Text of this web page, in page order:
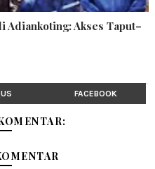
Adiankoting: Akses Taput–
FACEBOOK